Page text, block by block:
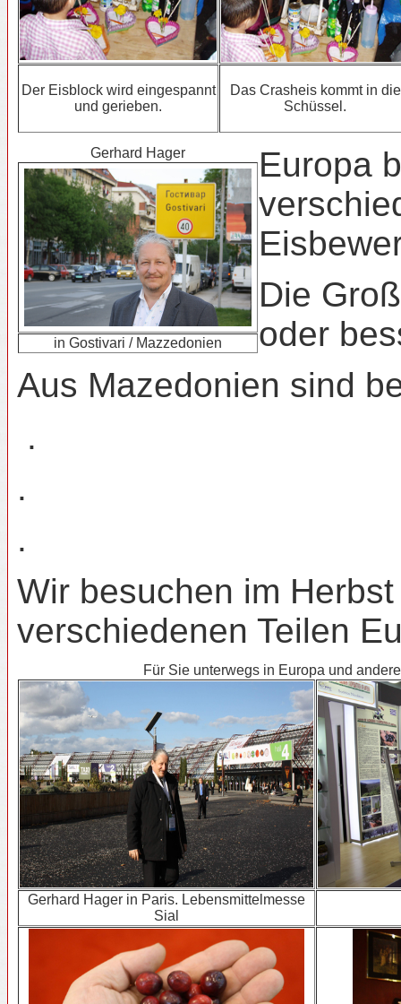
Der Eisblock wird eingespannt
und gerieben.
Das Crasheis kommt in die
Schüssel.
Gerhard Hager
in Gostivari / Mazzedonien
Europa
Die
oder
Aus Mazedonien sind
.
.
.
Wir besuchen im
verschiedenen Teilen
Für Sie unterwegs in Europa und
Gerhard Hager in Paris. Lebensmittelmesse
Sial